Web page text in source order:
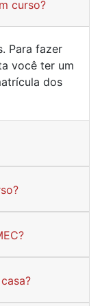
curso?
Para fazer
você ter um
dos